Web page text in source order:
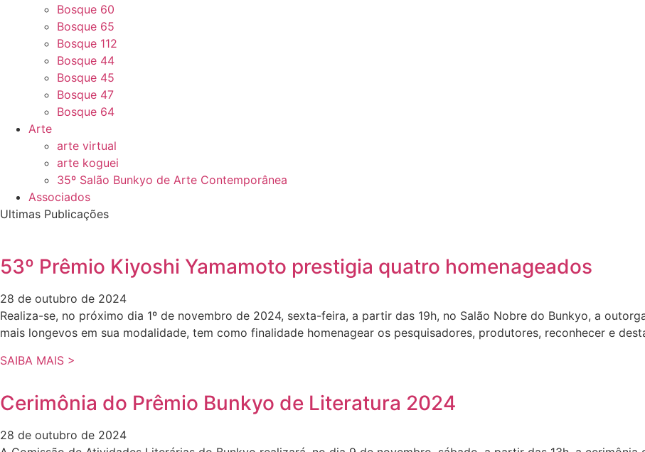
Bosque 60
Bosque 65
Bosque 112
Bosque 44
Bosque 45
Bosque 47
Bosque 64
Arte
arte virtual
arte koguei
35º Salão Bunkyo de Arte Contemporânea
Associados
Ultimas Publicações
53º Prêmio Kiyoshi Yamamoto prestigia quatro homenageados
28 de outubro de 2024
Realiza-se, no próximo dia 1º de novembro de 2024, sexta-feira, a partir das 19h, no Salão Nobre do Bunkyo, a
mais longevos em sua modalidade, tem como finalidade homenagear os pesquisadores, produtores, reconhecer e
SAIBA MAIS >
Cerimônia do Prêmio Bunkyo de Literatura 2024
28 de outubro de 2024